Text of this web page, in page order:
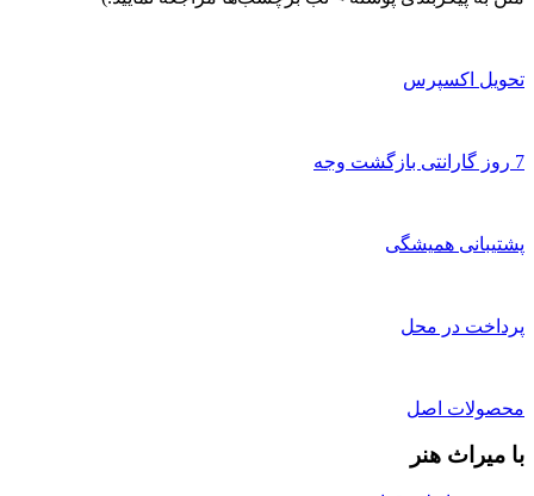
تحویل اکسپرس
7 روز گارانتی بازگشت وجه
پشتیبانی همیشگی
پرداخت در محل
محصولات اصل
با میراث هنر